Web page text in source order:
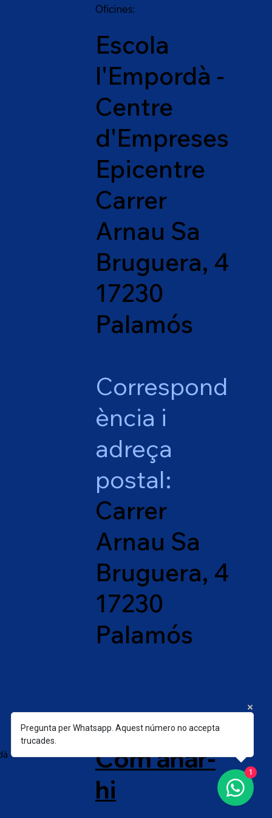
-
Oficines:
Escola
l'Empordà -
Centre
d'Empreses
Epicentre
Carrer
Arnau Sa
Bruguera, 4
17230
Palamós
Correspond
ència i
adreça
postal:
Carrer
Arnau Sa
Bruguera, 4
17230
Palamós
On estem?
Com anar-
hi
Pregunta per Whatsapp. Aquest número no accepta
trucades.
1